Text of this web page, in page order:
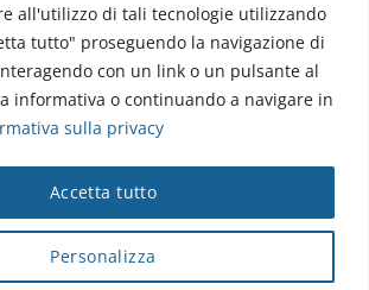
all'utilizzo di tali tecnologie utilizzando
tutto" proseguendo la navigazione di
con un link o un pulsante al
informativa o continuando a navigare in
sulla privacy
Personalizza
Accetta tutto
Istituto Neurologico Mediterraneo
Neuromed S.p.A.
Policy|Privacy|Disclaimer|Accessibilità
Contatti|Credits
i.v. - Numero REA IS - 18112 - P.IVA/Cod.